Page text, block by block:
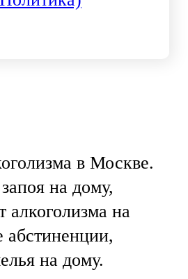
в Москве.
на дому,
алкоголизма на
абстиненции,
на дому.